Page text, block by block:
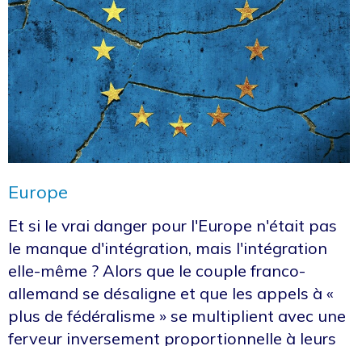
Europe
Et si le vrai danger pour l'Europe n'était pas
le manque d'intégration, mais l'intégration
elle-même ? Alors que le couple franco-
allemand se désaligne et que les appels à «
plus de fédéralisme » se multiplient avec une
ferveur inversement proportionnelle à leurs